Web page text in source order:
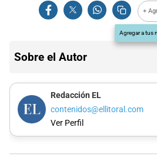
+
Agregar a tus
Sobre el Autor
Redacción EL
contenidos@ellitoral.com
Ver Perfil